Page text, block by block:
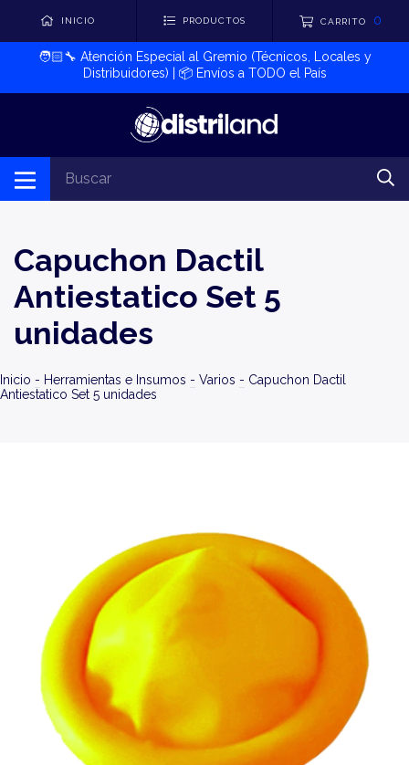
INICIO PRODUCTOS CARRITO 0
🧑🏻‍🔧​ Atención Especial al Gremio (Técnicos, Locales y
Distribuidores) | 📦​ Envíos a TODO el País
Capuchon Dactil
Antiestatico Set 5
unidades
Inicio - Herramientas e Insumos - Varios - Capuchon Dactil
Antiestatico Set 5 unidades